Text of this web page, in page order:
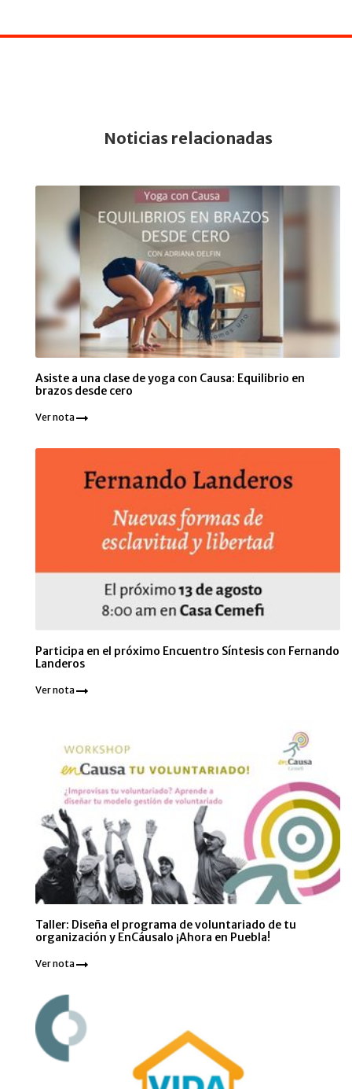
Noticias relacionadas
Asiste a una clase de yoga con Causa: Equilibrio en
brazos desde cero
Ver nota
Participa en el próximo Encuentro Síntesis con Fernando
Landeros
Ver nota
Taller: Diseña el programa de voluntariado de tu
organización y EnCáusalo ¡Ahora en Puebla!
Ver nota